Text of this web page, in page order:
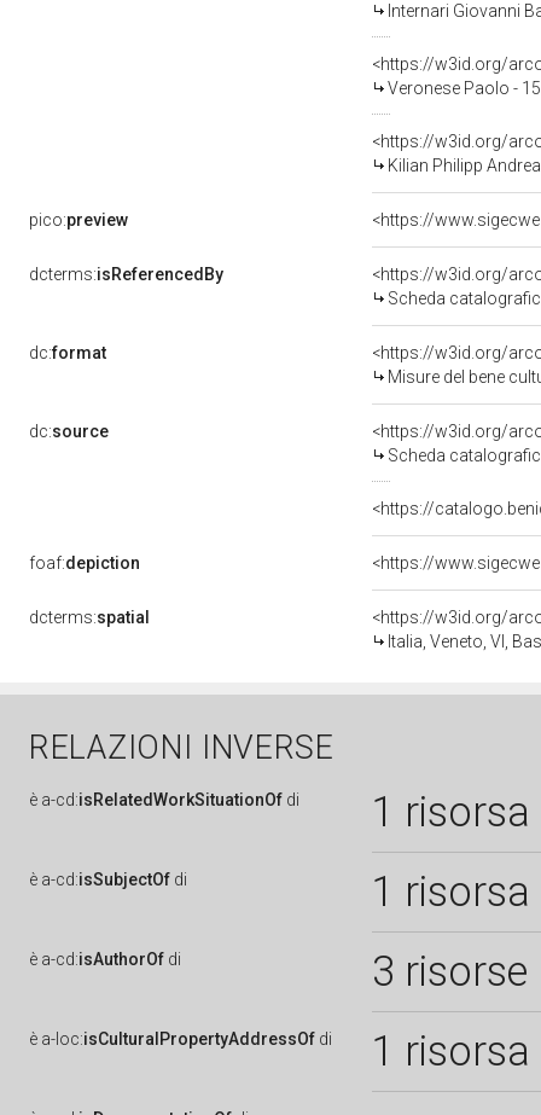
Internari Giovanni
<https://w3id.org/
Veronese Paolo -
<https://w3id.org/
Kilian Philipp
pico:preview <https://
dcterms:isReferencedBy
<https://w3id.org/
Scheda
dc:format
<https://w3id.org/
Misure del bene
dc:source
<https://w3id.org/
Scheda
<https://
foaf:depiction <https://
dcterms:spatial
<https://w3id.org/
Italia, Veneto, VI,
RELAZIONI INVERSE
è a-cd:isRelatedWorkSituationOf di 1 risorsa
è a-cd:isSubjectOf di 1 risorsa
è a-cd:isAuthorOf di 3 risorse
è a-loc:isCulturalPropertyAddressOf di 1 risorsa